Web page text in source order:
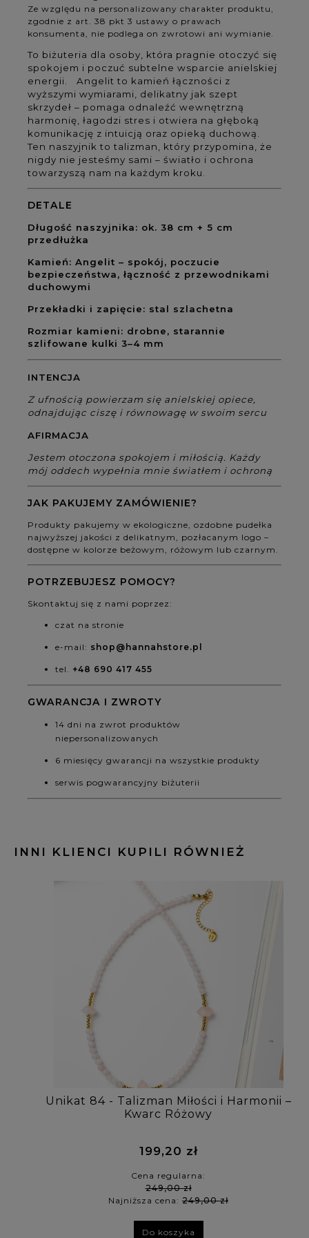
Ze względu na personalizowany charakter produktu,
zgodnie z art. 38 pkt 3 ustawy o prawach
konsumenta, nie podlega on zwrotowi ani wymianie.
To biżuteria dla osoby, która pragnie otoczyć się
spokojem i poczuć subtelne wsparcie anielskiej
energii. Angelit to kamień łączności z
wyższymi wymiarami, delikatny jak szept
skrzydeł – pomaga odnaleźć wewnętrzną
harmonię, łagodzi stres i otwiera na głęboką
komunikację z intuicją oraz opieką duchową.
Ten naszyjnik to talizman, który przypomina, że
nigdy nie jesteśmy sami – światło i ochrona
towarzyszą nam na każdym kroku.
DETALE
Długość naszyjnika: ok. 38 cm + 5 cm
przedłużka
Kamień: Angelit – spokój, poczucie
bezpieczeństwa, łączność z przewodnikami
duchowymi
Przekładki i zapięcie: stal szlachetna
Rozmiar kamieni: drobne, starannie
szlifowane kulki 3–4 mm
INTENCJA
Z ufnością powierzam się anielskiej opiece,
odnajdując ciszę i równowagę w swoim sercu
AFIRMACJA
Jestem otoczona spokojem i miłością. Każdy
mój oddech wypełnia mnie światłem i ochroną
JAK PAKUJEMY ZAMÓWIENIE?
Produkty pakujemy w ekologiczne, ozdobne pudełka
najwyższej jakości z delikatnym, pozłacanym logo –
dostępne w kolorze beżowym, różowym lub czarnym.
POTRZEBUJESZ POMOCY?
Skontaktuj się z nami poprzez:
czat na stronie
e-mail: shop@hannahstore.pl
tel. +48 690 417 455
GWARANCJA I ZWROTY
14 dni na zwrot produktów
niepersonalizowanych
6 miesięcy gwarancji na wszystkie produkty
serwis pogwarancyjny biżuterii
INNI KLIENCI KUPILI RÓWNIEŻ
Unikat 84 - Talizman Miłości i Harmonii –
Kwarc Różowy
199,20 zł
Cena regularna:
249,00 zł
Najniższa cena: 249,00 zł
Do koszyka